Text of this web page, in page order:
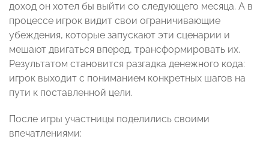
доход он хотел бы выйти со следующего месяца. А в
процессе игрок видит свои ограничивающие
убеждения, которые запускают эти сценарии и
мешают двигаться вперед, трансформировать их.
Результатом становится разгадка денежного кода:
игрок выходит с пониманием конкретных шагов на
пути к поставленной цели.
После игры участницы поделились своими
впечатлениями: